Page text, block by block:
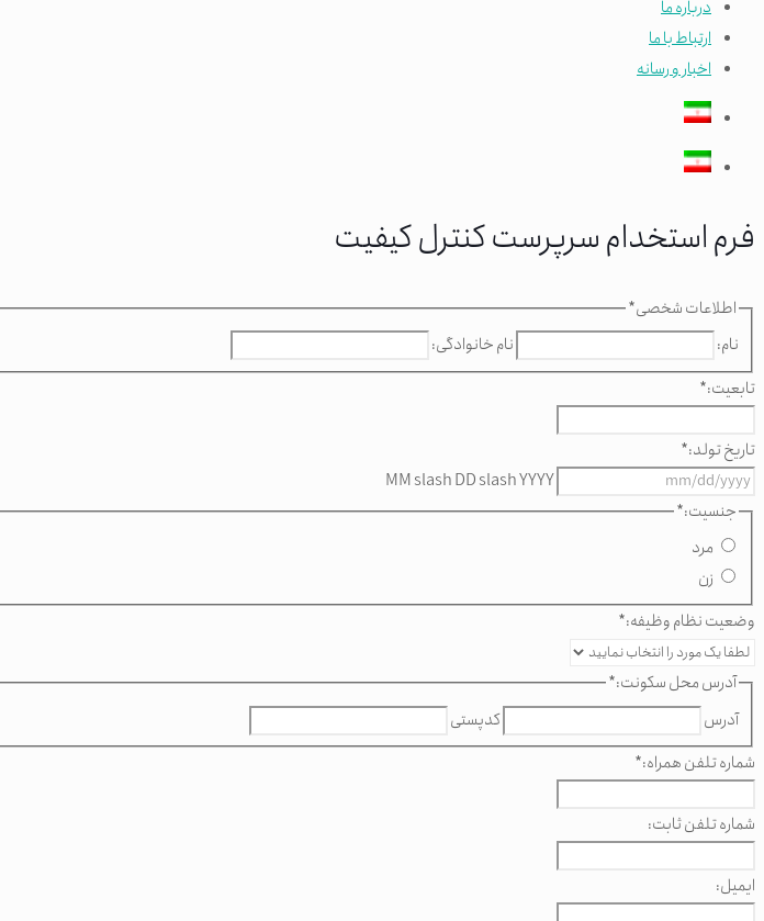
درباره ما
ارتباط با ما
اخبار و رسانه
فرم استخدام سرپرست کنترل کیفیت
اطلاعات شخصی*
نام:
نام خانوادگی:
تابعیت:*
تاریخ تولد:*
MM slash DD slash YYYY
جنسیت:*
مرد
زن
وضعیت نظام وظیفه:*
آدرس محل سکونت:*
آدرس
کدپستی
شماره تلفن همراه:*
شماره تلفن ثابت:
ایمیل: